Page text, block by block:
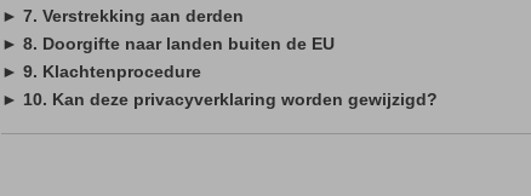
► 7. Verstrekking aan derden
► 8. Doorgifte naar landen buiten de EU
► 9. Klachtenprocedure
► 10. Kan deze privacyverklaring worden gewijzigd?